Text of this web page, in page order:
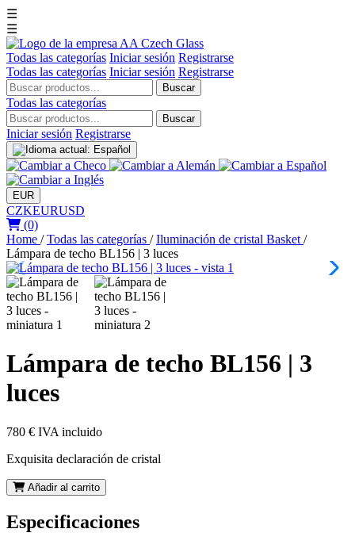
☰
☰
Todas las categorías Iniciar sesión Registrarse
Todas las categorías Iniciar sesión Registrarse
Buscar
Todas las categorías
Buscar
Iniciar sesión Registrarse
EUR
CZKEURUSD
(0)
Home / Todas las categorías / Iluminación de cristal Basket /
Lámpara de techo BL156 | 3 luces
Lámpara de techo BL156 | 3
luces
780 € IVA incluido
Exquisita declaración de cristal
Añadir al carrito
Especificaciones